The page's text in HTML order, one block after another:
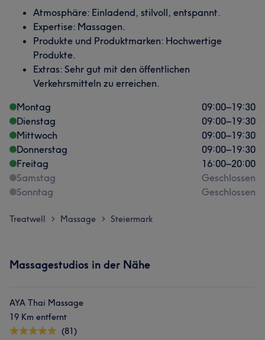
Atmosphäre: Einladend, stilvoll, entspannt.
Expertise: Massagen.
Produkte und Produktmarken: Hochwertige
Produkte.
Extras: Sehr gut mit den öffentlichen
Verkehrsmitteln zu erreichen.
Montag
09:00–19:30
Dienstag
09:00–19:30
Mittwoch
09:00–19:30
Donnerstag
09:00–19:30
Freitag
16:00–20:00
Samstag
Geschlossen
Sonntag
Geschlossen
Treatwell > Massage > Steiermark
Massagestudios in der Nähe
AYA Thai Massage
19 Km entfernt
(81)